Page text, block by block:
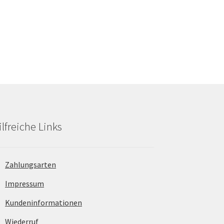
Links
Zahlungsarten
Impressum
Kundeninformationen
Wiederruf